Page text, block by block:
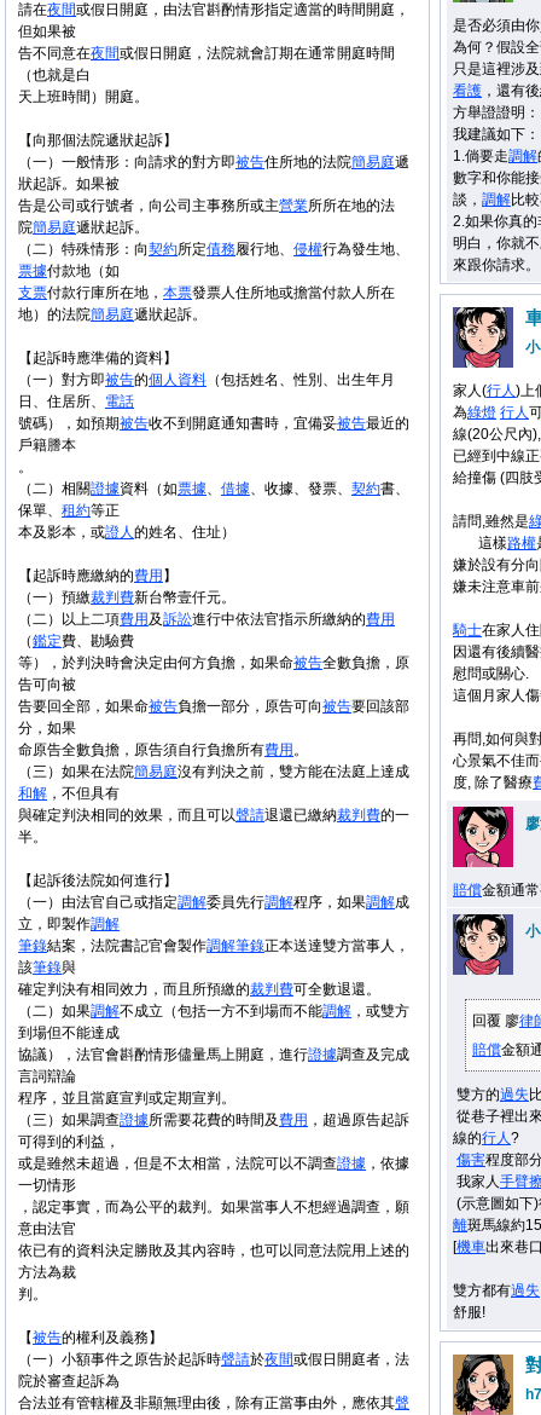
請在夜間或假日開庭，由法官斟酌情形指定適當的時間開庭，
但如果被
告不同意在夜間或假日開庭，法院就會訂期在通常開庭時間
（也就是白
天上班時間）開庭。
【向那個法院遞狀起訴】
（一）一般情形：向請求的對方即被告住所地的法院簡易庭遞
狀起訴。如果被
告是公司或行號者，向公司主事務所或主營業所所在地的法
院簡易庭遞狀起訴。
（二）特殊情形：向契約所定債務履行地、 侵權行為發生地、
票據付款地（如
支票付款行庫所在地， 本票發票人住所地或擔當付款人所在
地）的法院簡易庭遞狀起訴。
【起訴時應準備的資料】
（一）對方即被告的個人資料 （包括姓名、性別、出生年月
日、住居所、 電話
號碼），如預期被告收不到開庭通知書時，宜備妥被告最近的
戶籍謄本
。
（二）相關證據資料（如票據、 借據、收據、發票、 契約書、
保單、 租約等正
本及影本，或證人的姓名、住址）
【起訴時應繳納的費用 】
（一）預繳裁判費新台幣壹仟元。
（二）以上二項費用 及訴訟進行中依法官指示所繳納的費用
（鑑定費、勘驗費
等），於判決時會決定由何方負擔，如果命被告全數負擔，原
告可向被
告要回全部，如果命被告負擔一部分，原告可向被告要回該部
分，如果
命原告全數負擔，原告須自行負擔所有費用 。
（三）如果在法院簡易庭沒有判決之前，雙方能在法庭上達成
和解 ，不但具有
與確定判決相同的效果，而且可以聲請退還已繳納裁判費的一
半。
【起訴後法院如何進行】
（一）由法官自己或指定調解委員先行調解程序，如果調解成
立，即製作調解
筆錄結案，法院書記官會製作調解筆錄正本送達雙方當事人，
該筆錄與
確定判決有相同效力，而且所預繳的裁判費可全數退還。
（二）如果調解不成立（包括一方不到場而不能調解 ，或雙方
到場但不能達成
協議），法官會斟酌情形儘量馬上開庭，進行證據調查及完成
言詞辯論
程序，並且當庭宣判或定期宣判。
（三）如果調查證據所需要花費的時間及費用 ，超過原告起訴
可得到的利益，
或是雖然未超過，但是不太相當，法院可以不調查證據 ，依據
一切情形
，認定事實，而為公平的裁判。如果當事人不想經過調查，願
意由法官
依已有的資料決定勝敗及其內容時，也可以同意法院用上述的
方法為裁
判。
【被告的權利及義務】
（一）小額事件之原告於起訴時聲請於夜間或假日開庭者，法
院於審查起訴為
合法並有管轄權及非顯無理由後，除有正當事由外，應依其聲
是否必須由
為何？假設
只是這裡涉
看護 ，還有
方舉證證明：
我建議如下：
1.倘要走調解
數字和你能
談， 調解比
2.如果你真
明白，你就
來跟你請求。
家人(行人)上
為綠燈 行人
線(20公尺內),
已經到中線
給撞傷 (四肢
請問,雖然是
這樣路權
嫌於設有分
嫌未注意車
騎士在家人
因還有後續
慰問或關心.
這個月家人
再問,如何與
心景氣不佳
度, 除了醫療
賠償金額通
回覆 廖律
賠償金額
雙方的過失
從巷子裡出
線的行人?
傷害程度部
我家人手臂
(示意圖如下
離斑馬線約
[機車出來巷
雙方都有過失
舒服!